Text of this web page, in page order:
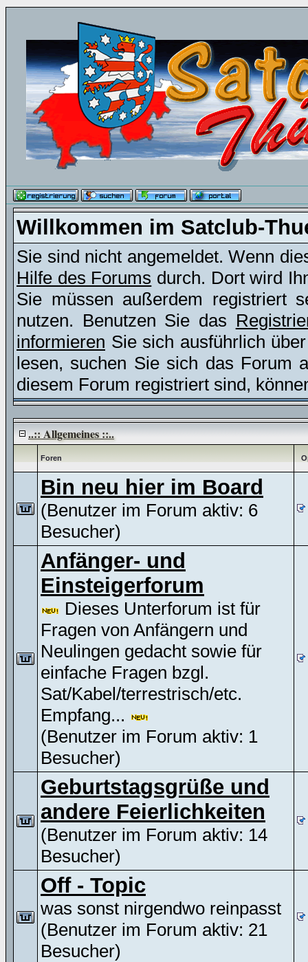
Willkommen im Satclub-
Sie sind nicht angemeldet. Wenn
Hilfe des Forums durch. Dort wird
Sie müssen außerdem registriert
nutzen. Benutzen Sie das
informieren Sie sich ausführlich
lesen, suchen Sie sich das Forum
diesem Forum registriert sind,
..:: Allgemeines ::..
Foren
Bin neu hier im Board
(Benutzer im Forum aktiv: 6
Besucher)
Anfänger- und
Einsteigerforum
Dieses Unterforum ist für
Fragen von Anfängern und
Neulingen gedacht sowie für
einfache Fragen bzgl.
Sat/Kabel/terrestrisch/etc.
Empfang...
(Benutzer im Forum aktiv: 1
Besucher)
Geburtstagsgrüße und
andere Feierlichkeiten
(Benutzer im Forum aktiv: 14
Besucher)
Off - Topic
was sonst nirgendwo reinpasst
(Benutzer im Forum aktiv: 21
Besucher)